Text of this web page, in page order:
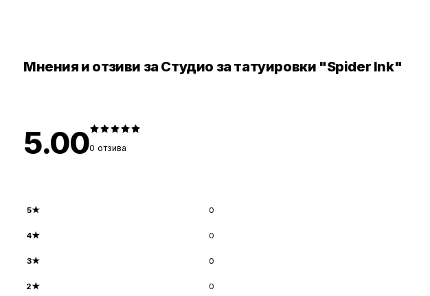
Мнения и отзиви за Студио за татуировки "Spider Ink"
5.000 отзива
5★ 0
4★ 0
3★ 0
2★ 0